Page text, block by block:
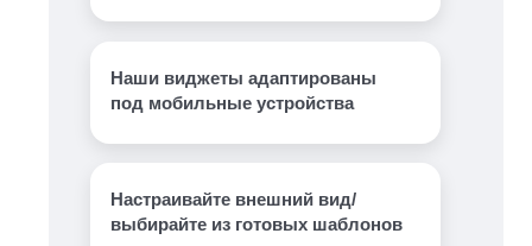
Наши виджеты адаптированы
под мобильные устройства
Настраивайте внешний вид/
выбирайте из готовых шаблонов